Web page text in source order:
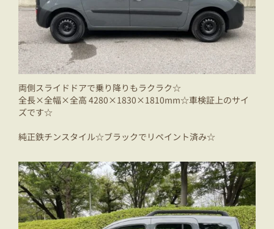
両側スライドドアで乗り降りもラクラク☆
全長×全幅×全高 4280×1830×1810mm☆車検証上のサイ
ズです☆
純正鉄チンスタイル☆ブラックでリペイント済み☆